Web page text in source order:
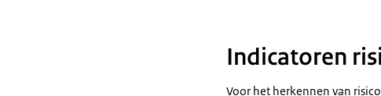
Indicatoren
Voor het herkennen van